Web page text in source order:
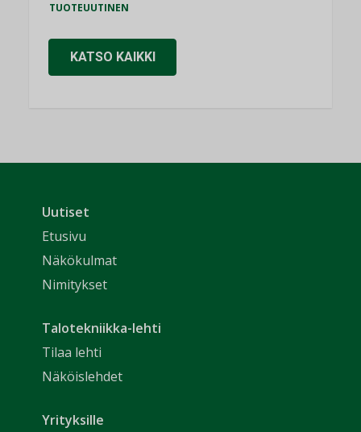
TUOTEUUTINEN
KATSO KAIKKI
Uutiset
Etusivu
Näkökulmat
Nimitykset
Talotekniikka-lehti
Tilaa lehti
Näköislehdet
Yrityksille